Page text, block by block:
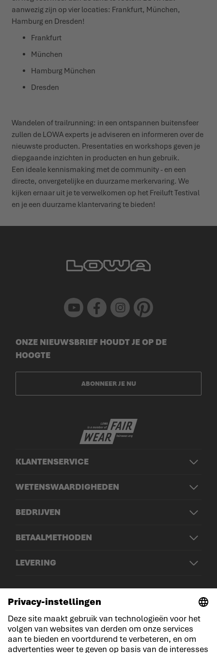
WINTERSCHOENEN
WINTERSCHOENEN
EVENEMENTEN
PERS
aanwezig zijn op vier locaties: Frankfurt, München,
Hamburg en Dresden!
Frankfurt
München
Hamburg München
Dresden
Wandelen of trailrunning: in een ontspannen buitensfeer
zullen de LOWA experts je adviseren en informeren over de
nieuwste producten. Presentaties en workshops geven je
diepgaande inzichten in producten en hun gebruik.
Een ideale kennismaking met de community - en een
directe, onvergetelijke en duurzame merkervaring. We
kijken ernaar uit je te verwelkomen op het Freiluft Testival
en je een duurzame klantervaring te bieden!
Youtube Facebook Instagram Pinterest
KLANTENSERVICE
WETENSWAARDIGHEDEN
BEDRIJVEN
BETAALMETHODEN
LEVERING
ONZE NIEUWSBRIEF HOUDT JE OP DE
HOOGTE
ABONNEER JE NU
© LOWA Sportschuhe GmbH
Aankondiging